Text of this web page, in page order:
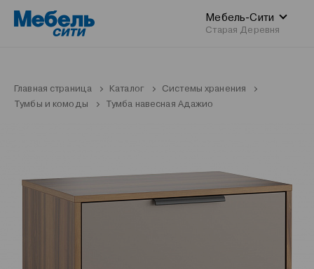
Мебель-Сити
Старая Деревня
Главная страница Каталог
Системы хранения
Тумбы и комоды
Тумба навесная Адажио